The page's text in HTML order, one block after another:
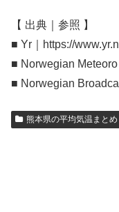
【 出典｜参照 】
■ Yr｜https://
■ Norwegian
■ Norwegian
熊本県の平均気温まとめ